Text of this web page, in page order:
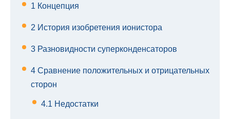
1 Концепция
2 История изобретения ионистора
3 Разновидности суперконденсаторов
4 Сравнение положительных и отрицательных
сторон
4.1 Недостатки